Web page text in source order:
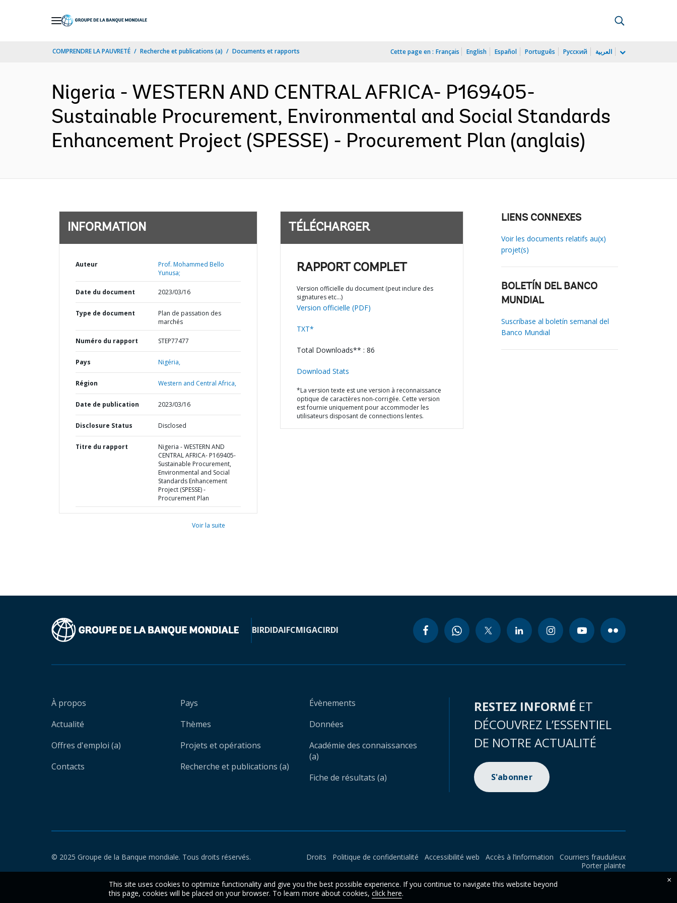
COMPRENDRE LA PAUVRETÉ Recherche et publications (a) Documents et rapports Cette page en : Français English Español Português Русский العربية
Nigeria - WESTERN AND CENTRAL AFRICA- P169405-
Sustainable Procurement, Environmental and Social Standards
Enhancement Project (SPESSE) - Procurement Plan (anglais)
INFORMATION
Auteur
Prof. Mohammed Bello
Yunusa;
Date du document 2023/03/16
Type de document
Plan de passation des
marchés
Numéro du rapport STEP77477
Pays Nigéria,
Région Western and Central Africa,
Date de publication 2023/03/16
Disclosure Status Disclosed
Titre du rapport
Nigeria - WESTERN AND
CENTRAL AFRICA- P169405-
Sustainable Procurement,
Environmental and Social
Standards Enhancement
Project (SPESSE) -
Procurement Plan
Voir la suite
TÉLÉCHARGER
RAPPORT COMPLET
Version officielle du document (peut inclure des
signatures etc…)
Version officielle (PDF)
TXT*
Total Downloads** : 86
Download Stats
*La version texte est une version à reconnaissance
optique de caractères non-corrigée. Cette version
est fournie uniquement pour accommoder les
utilisateurs disposant de connections lentes.
LIENS CONNEXES
Voir les documents relatifs au(x)
projet(s)
BOLETÍN DEL BANCO
MUNDIAL
Suscríbase al boletín semanal del
Banco Mundial
BIRDIDAIFCMIGACIRDI
À propos
Actualité
Offres d'emploi (a)
Contacts
Pays
Thèmes
Projets et opérations
Recherche et publications (a)
Évènements
Données
Académie des connaissances
(a)
Fiche de résultats (a)
RESTEZ INFORMÉ ET
DÉCOUVREZ L’ESSENTIEL
DE NOTRE ACTUALITÉ
S'abonner
© 2025 Groupe de la Banque mondiale. Tous droits réservés. Droits Politique de confidentialité Accessibilité web Accès à l’information
Courriers frauduleux
Porter plainte
This site uses cookies to optimize functionality and give you the best possible experience. If you continue to navigate this website beyond
this page, cookies will be placed on your browser. To learn more about cookies, click here.
×